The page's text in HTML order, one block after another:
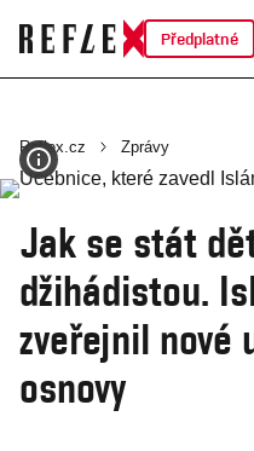
Předplatné
Reflex.cz Zprávy
Jak se stát
džihádistou.
zveřejnil nové
osnovy